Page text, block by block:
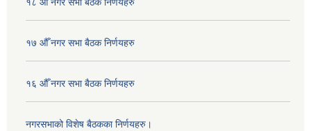
१८ औँ नगर सभा बैठक निर्णयहरु
१७ औँ नगर सभा बैठक निर्णयहरु
१६ औँ नगर सभा बैठक निर्णयहरु
नगरसभाको विशेष बैठकका निर्णयहरु।